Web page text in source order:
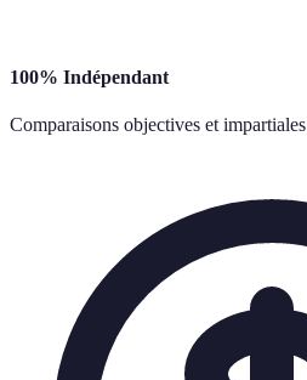
100% Indépendant
Comparaisons objectives et impartiales